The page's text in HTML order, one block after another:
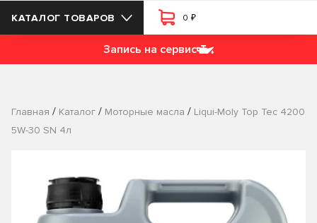
КАТАЛОГ ТОВАРОВ 0 ₽
Запись на сервис
Главная / Каталог / Моторные масла / Liqui-Moly Top Tec 4200
5W-30 SN 4л